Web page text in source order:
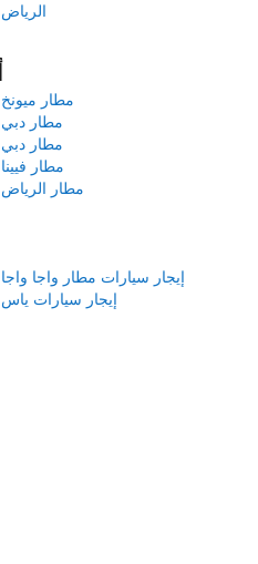
الرياض
مطار ميونخ
مطار دبي
مطار دبي
مطار فيينا
مطار الرياض
إيجار سيارات مطار واجا واجا
إيجار سيارات ياس